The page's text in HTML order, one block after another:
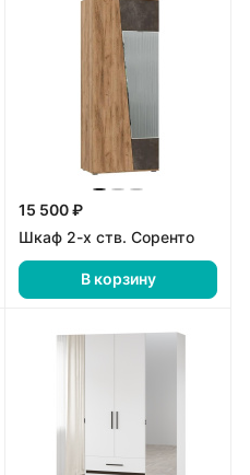
15 500 ₽
Шкаф 2-х ств. Соренто
В корзину